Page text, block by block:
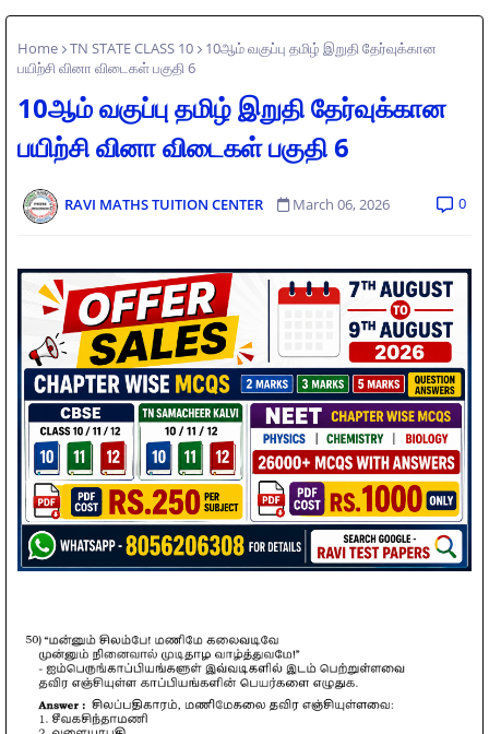
Home TN STATE CLASS 10
10ஆம் வகுப்பு தமிழ் இறுதி தேர்வுக்கான
பயிற்சி வினா விடைகள் பகுதி 6
10ஆம் வகுப்பு தமிழ் இறுதி தேர்வுக்கான
பயிற்சி வினா விடைகள் பகுதி 6
RAVI MATHS TUITION CENTER March 06, 2026 0